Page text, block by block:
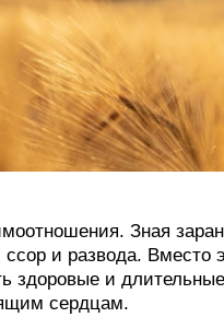
Зная
и развода. Вместо
здоровые и
сердцам.